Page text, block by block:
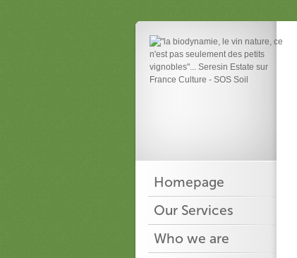
Homepage
Our Services
Who we are